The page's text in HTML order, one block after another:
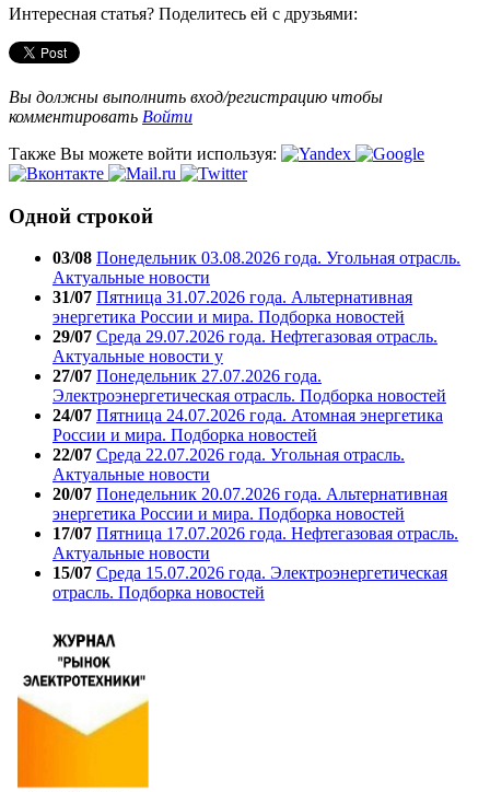
Интересная статья? Поделитесь ей с друзьями:
Вы должны выполнить вход/регистрацию чтобы
комментировать Войти
Также Вы можете войти используя:
Одной строкой
03/08 Понедельник 03.08.2026 года. Угольная отрасль.
Актуальные новости
31/07 Пятница 31.07.2026 года. Альтернативная
энергетика России и мира. Подборка новостей
29/07 Среда 29.07.2026 года. Нефтегазовая отрасль.
Актуальные новости у
27/07 Понедельник 27.07.2026 года.
Электроэнергетическая отрасль. Подборка новостей
24/07 Пятница 24.07.2026 года. Атомная энергетика
России и мира. Подборка новостей
22/07 Среда 22.07.2026 года. Угольная отрасль.
Актуальные новости
20/07 Понедельник 20.07.2026 года. Альтернативная
энергетика России и мира. Подборка новостей
17/07 Пятница 17.07.2026 года. Нефтегазовая отрасль.
Актуальные новости
15/07 Среда 15.07.2026 года. Электроэнергетическая
отрасль. Подборка новостей